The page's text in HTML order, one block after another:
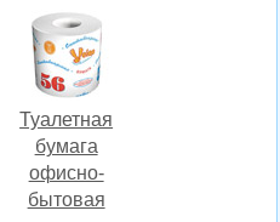
Туалетная
бумага
офисно-
бытовая